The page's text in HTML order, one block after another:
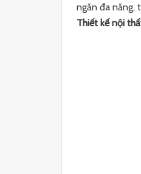
ngăn đa năng,
Thiết kế nội